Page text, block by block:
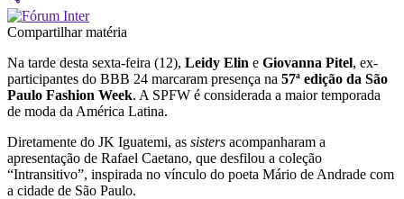
Compartilhar matéria
Na tarde desta sexta-feira (12), Leidy Elin e Giovanna Pitel, ex-
participantes do BBB 24 marcaram presença na 57ª edição da São
Paulo Fashion Week. A SPFW é considerada a maior temporada
de moda da América Latina.
Diretamente do JK Iguatemi, as sisters acompanharam a
apresentação de Rafael Caetano, que desfilou a coleção
“Intransitivo”, inspirada no vínculo do poeta Mário de Andrade com
a cidade de São Paulo.